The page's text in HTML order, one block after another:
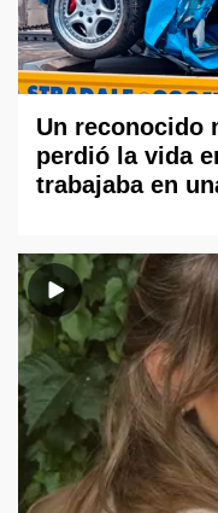
Un reconocido
perdió la vida
trabajaba en